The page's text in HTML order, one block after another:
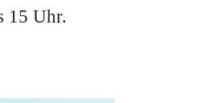
15 Uhr.